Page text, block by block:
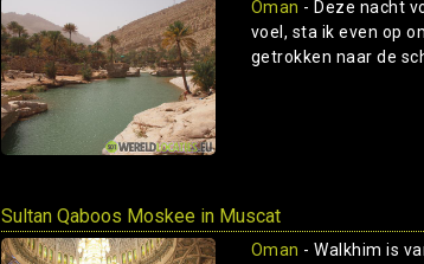
Oman - Deze nacht
voel, sta ik even op
getrokken naar de
Sultan Qaboos Moskee in Muscat
Oman - Walkhim is